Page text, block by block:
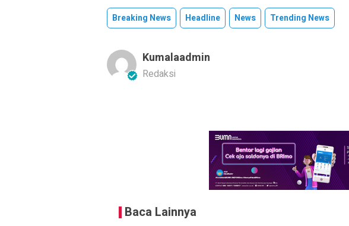
Breaking News Headline News Trending News
Kumalaadmin
Redaksi
Baca Lainnya